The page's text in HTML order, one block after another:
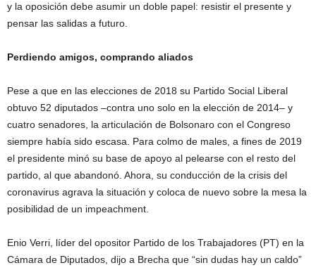
y la oposición debe asumir un doble papel: resistir el presente y
pensar las salidas a futuro.
Perdiendo amigos, comprando aliados
Pese a que en las elecciones de 2018 su Partido Social Liberal
obtuvo 52 diputados –contra uno solo en la elección de 2014– y
cuatro senadores, la articulación de Bolsonaro con el Congreso
siempre había sido escasa. Para colmo de males, a fines de 2019
el presidente minó su base de apoyo al pelearse con el resto del
partido, al que abandonó. Ahora, su conducción de la crisis del
coronavirus agrava la situación y coloca de nuevo sobre la mesa la
posibilidad de un impeachment.
Enio Verri, líder del opositor Partido de los Trabajadores (PT) en la
Cámara de Diputados, dijo a Brecha que “sin dudas hay un caldo”